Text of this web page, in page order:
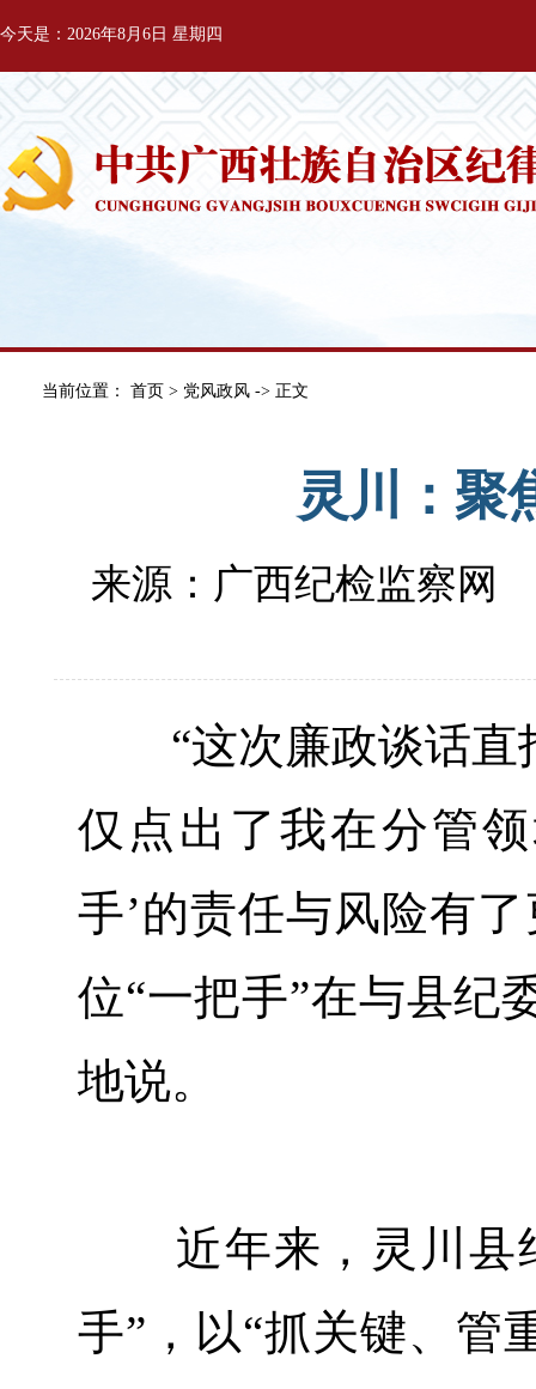
今天是：2026年8月6日 星期四
当前位置： 首页 > 党风政风 -> 正文
灵川：聚
来源：广西纪检监察
“这次廉政谈话直
仅点出了我在分管
手’的责任与风险有
位“一把手”在与县纪
地说。
近年来，灵川县纪
手”，以“抓关键、管